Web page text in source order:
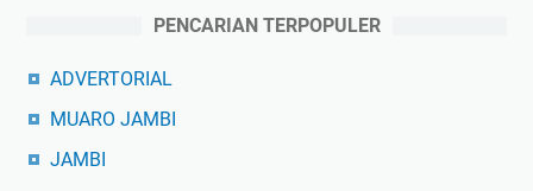
PENCARIAN TERPOPULER
ADVERTORIAL
MUARO JAMBI
JAMBI